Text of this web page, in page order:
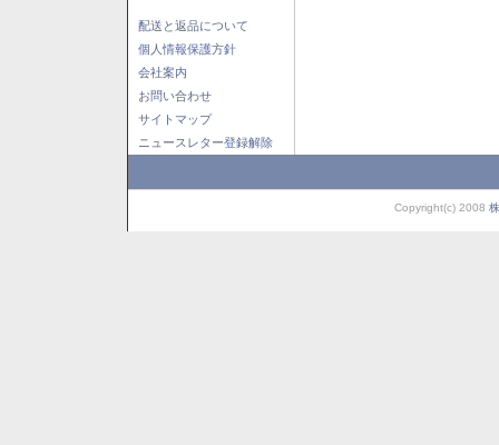
配送と返品について
個人情報保護方針
会社案内
お問い合わせ
サイトマップ
ニュースレター登録解除
Copyright(c) 2008